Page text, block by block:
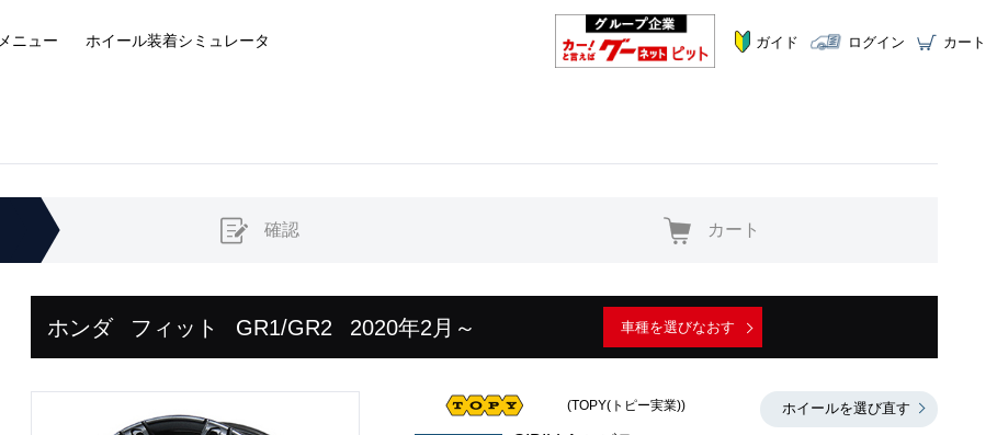
メニュー ホイール装着シミュレータ ガイド ログイン カート
確認 カート
ホンダ フィット GR1/GR2 2020年2月～ 車種を選びなおす
ホイールを選び直す
(TOPY(トピー実業))